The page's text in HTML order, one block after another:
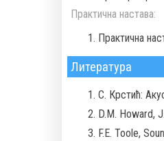
Практична настава:
Практична
Литература
С. Крстић:
D.M. Howard,
F.E. Toole,